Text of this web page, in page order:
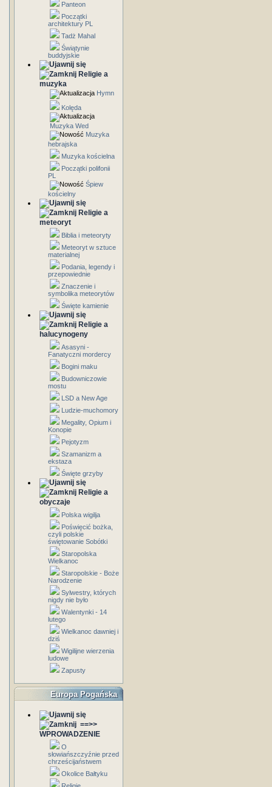
Panteon
Początki
architektury PL
Tadż Mahal
Świątynie
buddyjskie
Religie a
muzyka
Hymn
Kolęda
Muzyka Wed
Muzyka
hebrajska
Muzyka kościelna
Początki polifonii
PL
Śpiew
kościelny
Religie a
meteoryt
Biblia i meteoryty
Meteoryt w sztuce
materialnej
Podania, legendy i
przepowiednie
Znaczenie i
symbolika meteorytów
Święte kamienie
Religie a
halucynogeny
Asasyni -
Fanatyczni mordercy
Bogini maku
Budowniczowie
mostu
LSD a New Age
Ludzie-muchomory
Megality, Opium i
Konopie
Pejotyzm
Szamanizm a
ekstaza
Święte grzyby
Religie a
obyczaje
Polska wigilja
Poświęcić bożka,
czyli polskie
świętowanie Sobótki
Staropolska
Wielkanoc
Staropolskie - Boże
Narodzenie
Sylwestry, których
nigdy nie było
Walentynki - 14
lutego
Wielkanoc dawniej i
dziś
Wigilijne wierzenia
ludowe
Zapusty
Europa Pogańska
==>>
WPROWADZENIE
O
słowiańszczyźnie przed
chrześcijaństwem
Okolice Bałtyku